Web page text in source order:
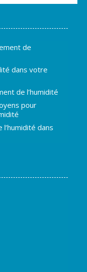
de
dans votre
de l’humidité
pour
dans
secondes